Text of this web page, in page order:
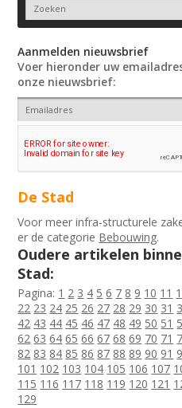
Aanmelden nieuwsbrief
Voer hieronder uw
onze nieuwsbrief:
De Stad
Voor meer infra-structurele
er de categorie Bebouwing.
Oudere artikelen
Stad:
Pagina: 1 2 3 4 5 6 7 8 9 10 11
22 23 24 25 26 27 28 29 30 31
42 43 44 45 46 47 48 49 50 51
62 63 64 65 66 67 68 69 70 71
82 83 84 85 86 87 88 89 90 91
101 102 103 104 105 106 107
115 116 117 118 119 120 121
129